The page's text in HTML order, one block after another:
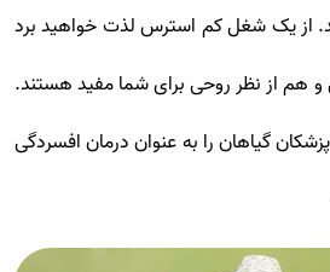
از یک شغل کم استرس لذت خواهید برد
هم از نظر روحی برای شما مفید هستند.
گیاهان را به عنوان درمان افسردگی